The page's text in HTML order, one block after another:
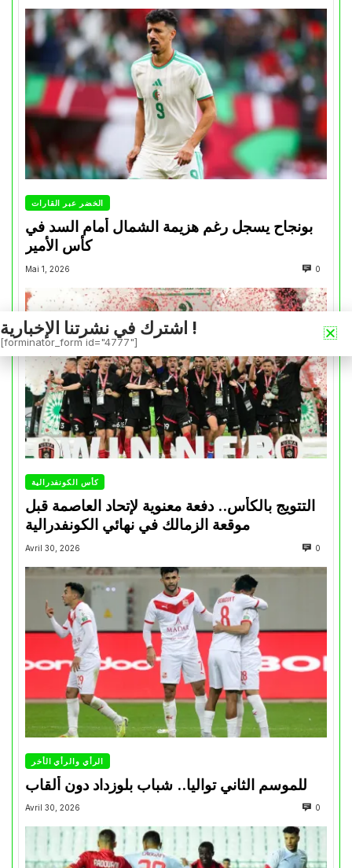
الخضر عبر القارات
بونجاح يسجل رغم هزيمة الشمال أمام السد في
كأس الأمير
Mai 1, 2026 0
كأس الكونفدرالية
التتويج بالكأس.. دفعة معنوية لإتحاد العاصمة قبل
موقعة الزمالك في نهائي الكونفدرالية
Avril 30, 2026 0
الرأي والرأي الأخر
للموسم الثاني تواليا.. شباب بلوزداد دون ألقاب
Avril 30, 2026 0
اشترك في نشرتنا الإخبارية !
[forminator_form id="4777"]